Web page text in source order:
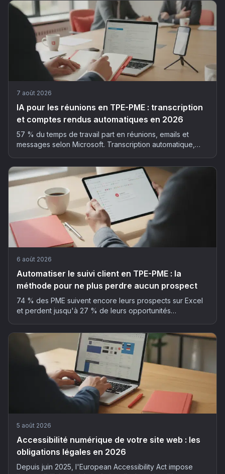
7 août 2026
IA pour les réunions en TPE-PME : transcription
et comptes rendus automatiques en 2026
57 % du temps de travail part en réunions, emails et
messages selon Microsoft. Transcription automatique,
outils pour déployer l'IA dans vos réunions, sans faux pas
RGPD.
6 août 2026
Automatiser le suivi client en TPE-PME : la
méthode pour ne plus perdre aucun prospect
74 % des PME suivent encore leurs prospects sur Excel
et perdent jusqu'à 27 % de leurs opportunités
son suivi client sans y passer ses soirées.
5 août 2026
Accessibilité numérique de votre site web : les
obligations légales en 2026
Depuis juin 2025, l'European Accessibility Act impose